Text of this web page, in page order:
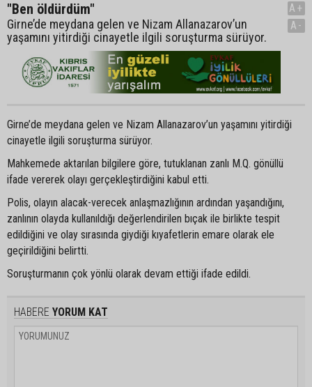
"Ben öldürdüm"
Girne’de meydana gelen ve Nizam Allanazarov’un
yaşamını yitirdiği cinayetle ilgili soruşturma sürüyor.
A+
A-
Girne’de meydana gelen ve Nizam Allanazarov’un yaşamını yitirdiği
cinayetle ilgili soruşturma sürüyor.
Mahkemede aktarılan bilgilere göre, tutuklanan zanlı M.Q. gönüllü
ifade vererek olayı gerçekleştirdiğini kabul etti.
Polis, olayın alacak-verecek anlaşmazlığının ardından yaşandığını,
zanlının olayda kullanıldığı değerlendirilen bıçak ile birlikte tespit
edildiğini ve olay sırasında giydiği kıyafetlerin emare olarak ele
geçirildiğini belirtti.
Soruşturmanın çok yönlü olarak devam ettiği ifade edildi.
HABERE YORUM KAT